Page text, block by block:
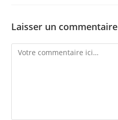
Laisser un commentaire
Comment